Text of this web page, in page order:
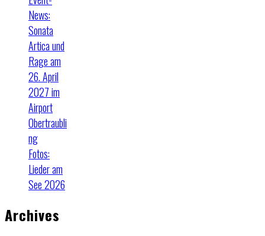
News:
Sonata
Artica und
Rage am
26. April
2027 im
Airport
Obertraubli
ng
Fotos:
Lieder am
See 2026
Archives